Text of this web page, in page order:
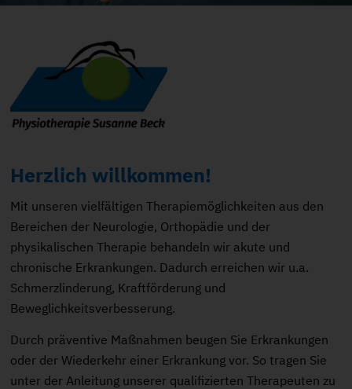
Herzlich willkommen!
Mit unseren vielfältigen Therapiemöglichkeiten aus den
Bereichen der Neurologie, Orthopädie und der
physikalischen Therapie behandeln wir akute und
chronische Erkrankungen. Dadurch erreichen wir u.a.
Schmerzlinderung, Kraftförderung und
Beweglichkeitsverbesserung.
Durch präventive Maßnahmen beugen Sie Erkrankungen
oder der Wiederkehr einer Erkrankung vor. So tragen Sie
unter der Anleitung unserer qualifizierten Therapeuten zu